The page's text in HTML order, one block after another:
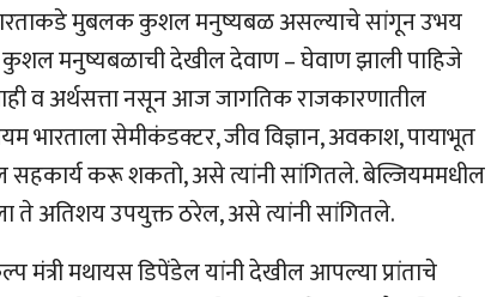
भारताकडे मुबलक कुशल मनुष्यबळ असल्याचे सांगून उभय
कुशल मनुष्यबळाची देखील देवाण – घेवाण झाली पाहिजे
व अर्थसत्ता नसून आज जागतिक राजकारणातील
भारताला सेमीकंडक्टर, जीव विज्ञान, अवकाश, पायाभूत
सहकार्य करू शकतो, असे त्यांनी सांगितले. बेल्जियममधील
ते अतिशय उपयुक्त ठरेल, असे त्यांनी सांगितले.
मंत्री मथायस डिपेंडेल यांनी देखील आपल्या प्रांताचे